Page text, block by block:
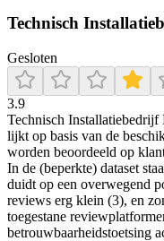
Technisch
Gesloten
3.9
Technisch
lijkt op basis van de
worden beoordeeld op
In de (beperkte) dataset
duidt op een overwegend
reviews erg klein (3), en
toegestane
betrouwbaarheidstoetsing